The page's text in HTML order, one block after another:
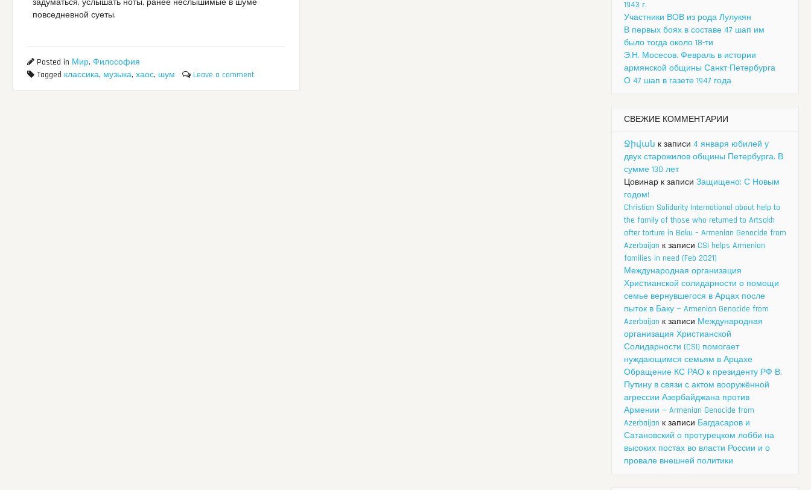
задуматься, услышать ноты, ранее неслышимые в шуме
повседневной суеты.
Posted in Мир, Философия
Tagged классика, музыка, хаос, шум Leave a comment
1943 г.
Участники ВОВ из рода Лулукян
В первых боях в составе 47 шап им
было тогда около 18-ти
Э.Н. Мосесов. Февраль в истории
армянской общины Санкт-Петербурга
О 47 шап в газете 1947 года
СВЕЖИЕ КОММЕНТАРИИ
Ջիվան к записи 4 января юбилей у
двух старожилов общины Петербурга. В
сумме 130 лет
Цовинар к записи Защищено: С Новым
годом!
Christian Solidarity International about help to
the family of those who returned to Artsakh
after torture in Baku – Armenian Genocide from
Azerbaijan к записи CSI helps Armenian
families in need (Feb 2021)
Международная организация
Христианской солидарности о помощи
семье вернувшегося в Арцах после
пыток в Баку — Armenian Genocide from
Azerbaijan к записи Международная
организация Христианской
Солидарности (CSI) помогает
нуждающимся семьям в Арцахе
Обращение КС РАО к президенту РФ В.
Путину в связи с актом вооружённой
агрессии Азербайджана против
Армении — Armenian Genocide from
Azerbaijan к записи Багдасаров и
Сатановский о протурецком лобби на
высоких постах во власти России и о
провале внешней политики